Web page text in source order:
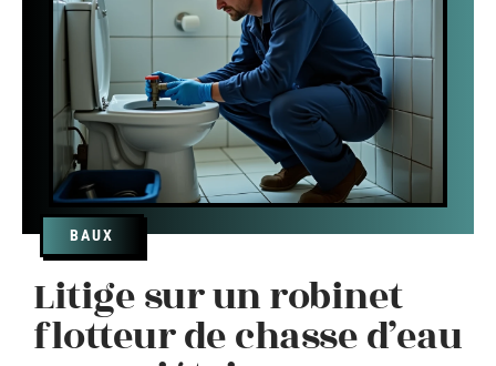
BAUX
Litige sur un robinet
flotteur de chasse d’eau